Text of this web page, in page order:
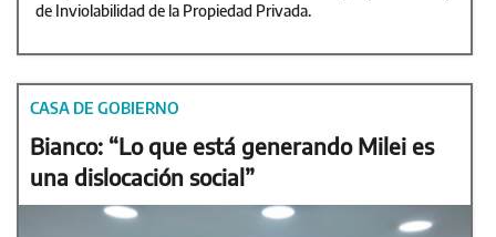
de Inviolabilidad de la Propiedad Privada.
CASA DE GOBIERNO
Bianco: “Lo que está generando Milei es
una dislocación social”